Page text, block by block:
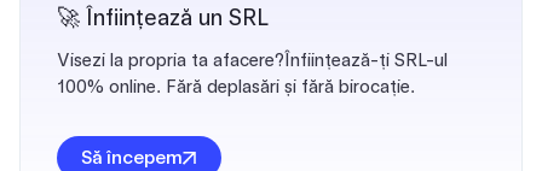
🚀 Înființează un SRL
Visezi la propria ta afacere?Înființează-ți SRL-ul
100% online. Fără deplasări și fără birocație.
Să începem